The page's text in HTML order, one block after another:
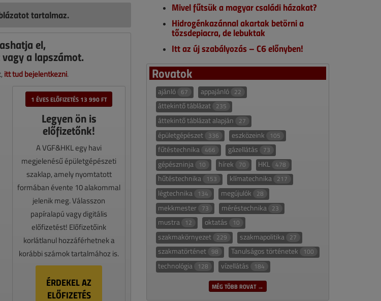
tartalmaz.
el,
a lapszámot.
itt tud bejelentkezni.
1 ÉVES ELŐFIZETÉS 13 990 FT
Legyen ön is
előfizetőnk!
A VGF&HKL egy havi
megjelenésű épületgépészeti
szaklap, amely nyomtatott
formában évente 10 alakommal
jelenik meg. Válasszon
papíralapú vagy digitális
előfizetést! Előfizetőink
korlátlanul hozzáférhetnek a
korábbi számok tartalmához is.
ÉRDEKEL AZ
ELŐFIZETÉS
Mivel fűtsük a magyar családi házakat?
Hidrogénkazánnal akartak betörni a
tőzsdepiacra, de lebuktak
Itt az új szabályozás – C6 előnyben!
Rovatok
ajánló 67 appajánló 22
áttekintő táblázat 235
áttekintő táblázat alapján 27
épületgépészet 336 eszközeink 105
fűtéstechnika 466 gázellátás 73
gépészninja 10 hírek 70 HKL 478
hűtéstechnika 153 klímatechnika 217
légtechnika 134 megújulók 28
mekkmester 73 méréstechnika 23
mustra 12 oktatás 10
szakmakörnyezet 229 szakmapolitika 27
szakmatörténet 98 Tanulságos történetek 100
technológia 128 vízellátás 184
MÉG TÖBB ROVAT →